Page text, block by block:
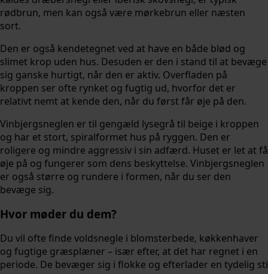
rødbrun, men kan også være mørkebrun eller næsten
sort.
Den er også kendetegnet ved at have en både blød og
slimet krop uden hus. Desuden er den i stand til at bevæge
sig ganske hurtigt, når den er aktiv. Overfladen på
kroppen ser ofte rynket og fugtig ud, hvorfor det er
relativt nemt at kende den, når du først får øje på den.
Vinbjergsneglen er til gengæld lysegrå til beige i kroppen
og har et stort, spiralformet hus på ryggen. Den er
roligere og mindre aggressiv i sin adfærd. Huset er let at få
øje på og fungerer som dens beskyttelse. Vinbjergsneglen
er også større og rundere i formen, når du ser den
bevæge sig.
Hvor møder du dem?
Du vil ofte finde voldsnegle i blomsterbede, køkkenhaver
og fugtige græsplæner – især efter, at det har regnet i en
periode. De bevæger sig i flokke og efterlader en tydelig sti